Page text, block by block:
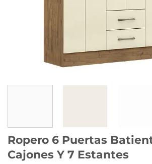
Ropero 6 Puertas
Cajones Y 7 Estantes